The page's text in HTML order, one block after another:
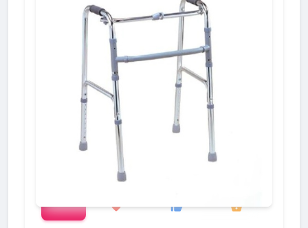
favorite thumb_up shopping_basket